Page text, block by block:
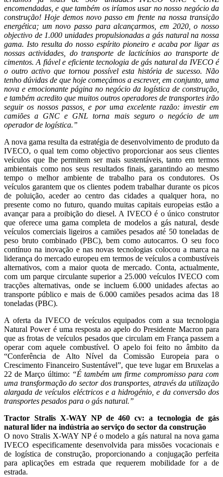
encomendadas, e que também os iríamos usar no nosso negócio da
construção! Hoje demos novo passo em frente na nossa transição
energética; um novo passo para alcançarmos, em 2020, o nosso
objectivo de 1.000 unidades propulsionadas a gás natural na nossa
gama. Isto resulta do nosso espírito pioneiro e acaba por ligar as
nossas actividades, do transporte de lacticínios ao transporte de
cimentos. A fiável e eficiente tecnologia de gás natural da IVECO é
o outro activo que tornou possível esta história de sucesso. Não
tenho dúvidas de que hoje começámos a escrever, em conjunto, uma
nova e emocionante página no negócio da logística de construção,
e também acredito que muitos outros operadores de transportes irão
seguir os nossos passos, e por uma excelente razão: investir em
camiões a GNC e GNL torna mais seguro o negócio de um
operador de logística.”
A nova gama resulta da estratégia de desenvolvimento de produto da
IVECO, o qual tem como objectivo proporcionar aos seus clientes
veículos que lhe permitem ser mais sustentáveis, tanto em termos
ambientais como nos seus resultados finais, garantindo ao mesmo
tempo o melhor ambiente de trabalho para os condutores. Os
veículos garantem que os clientes podem trabalhar durante os picos
de poluição, aceder ao centro das cidades a qualquer hora, no
presente como no futuro, quando muitas capitais europeias estão a
avançar para a proibição do diesel. A IVECO é o único construtor
que oferece uma gama completa de modelos a gás natural, desde
veículos comerciais ligeiros a camiões pesados até 50 toneladas de
peso bruto combinado (PBC), bem como autocarros. O seu foco
contínuo na inovação e nas novas tecnologias colocou a marca na
liderança do mercado europeu em termos de veículos a combustíveis
alternativos, com a maior quota de mercado. Conta, actualmente,
com um parque circulante superior a 25.000 veículos IVECO com
tracções alternativas, onde se incluem 6.000 unidades afectas ao
transporte público e mais de 6.000 camiões pesados acima das 18
toneladas (PBC).
A oferta da IVECO de veículos equipados com a sua tecnologia
Natural Power é uma resposta ao apelo do Presidente Macron para
que as frotas de veículos pesados que circulam em França passem a
operar com aquele combustível. O apelo foi feito no âmbito da
“Conferência de Alto Nível da Comissão Europeia para o
Crescimento Financeiro Sustentável”, que teve lugar em Bruxelas a
22 de Março último: “É também um firme compromisso para com
uma transformação do sector dos transportes, através da utilização
alargada de veículos eléctricos e a hidrogénio, e da conversão dos
transportes pesados para o gás natural.”
Tractor Stralis X-WAY NP de 460 cv: a tecnologia de gás
natural líder na indústria ao serviço do sector da construção
O novo Stralis X-WAY NP é o modelo a gás natural na nova gama
IVECO especificamente desenvolvida para missões vocacionais e
de logística de construção, proporcionando a conjugação perfeita
para aplicações em estrada que requerem mobilidade for a de
estrada.